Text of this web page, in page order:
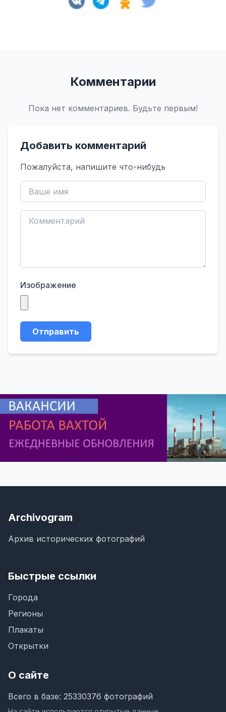
Комментарии
Пока нет комментариев. Будьте первым!
Добавить комментарий
Пожалуйста, напишите что-нибудь
Изображение
Отправить
Archivogram
Архив исторических фотографий
Быстрые ссылки
Города
Регионы
Плакаты
Открытки
О сайте
Всего в базе: 25330376 фотографий